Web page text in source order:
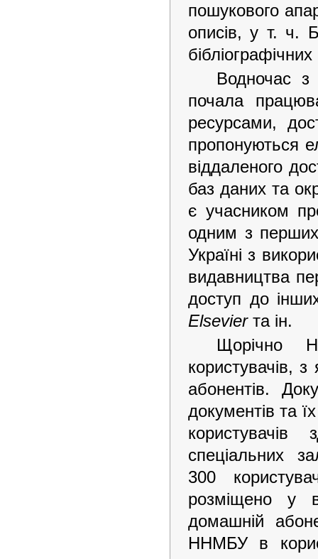
пошукового
описів, у т. ч.
бібліографічних
Водночас з
почала
ресурсами,
пропонуються
віддаленого
баз даних та
є учасником
одним з перших
Україні з
видавництва
доступ до
Elsevierта ін.
Щорічно
користувачів,
абонентів.
документів та
спеціальних
300
розміщено у
домашній
ННМБУ в